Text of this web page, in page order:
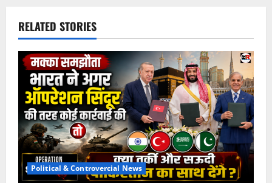
RELATED STORIES
Political & Controvercial News